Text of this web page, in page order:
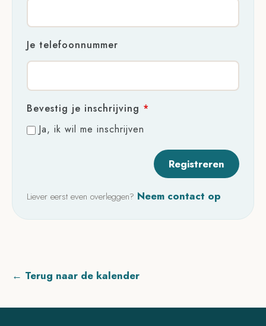
Je telefoonnummer
Bevestig je inschrijving *
Ja, ik wil me inschrijven
Liever eerst even overleggen? Neem contact op
← Terug naar de kalender